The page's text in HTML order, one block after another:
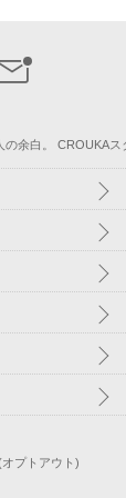
の余白。 CROUKA
プトアウト)